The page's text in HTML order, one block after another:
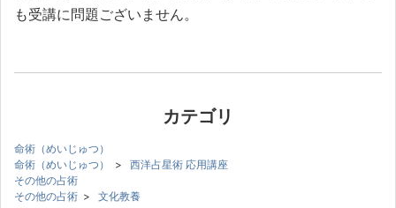
も受講に問題ございません。
カテゴリ
命術（めいじゅつ）
命術（めいじゅつ）
> 西洋占星術 応用講座
その他の占術
その他の占術 > 文化教養